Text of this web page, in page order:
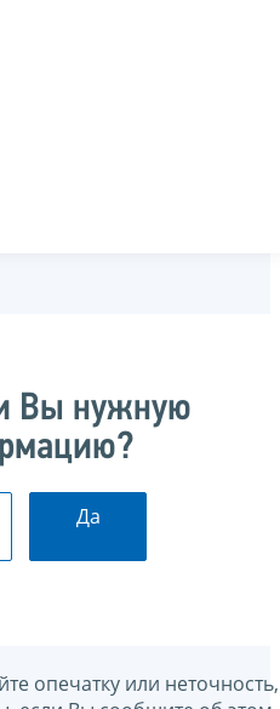
Вы нужную
Да
опечатку или неточность,